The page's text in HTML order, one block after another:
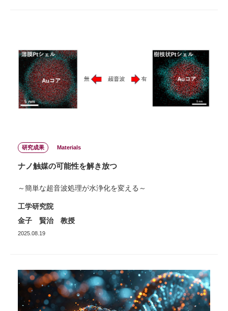
研究成果 Materials
ナノ触媒の可能性を解き放つ
～簡単な超音波処理が水浄化を変える～
工学研究院
金子 賢治 教授
2025.08.19